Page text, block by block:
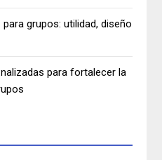
grupos: utilidad, diseño
para fortalecer la